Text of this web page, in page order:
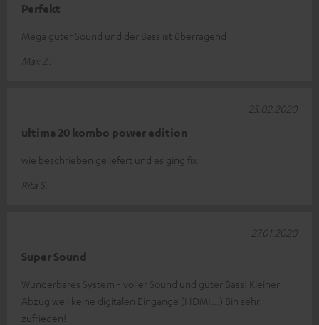
Perfekt
Mega guter Sound und der Bass ist überragend
Max Z.
ultima 20 kombo power edition
wie beschrieben geliefert und es ging fix
Rita S.
25.02.2020
Super Sound
Wunderbares System - voller Sound und guter Bass! Kleiner
Abzug weil keine digitalen Eingänge (HDMI...) Bin sehr
zufrieden!
27.01.2020